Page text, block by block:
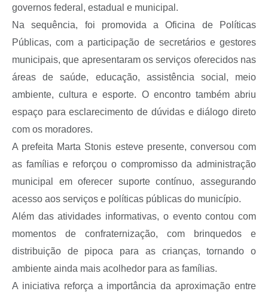
governos federal, estadual e municipal.
Na sequência, foi promovida a Oficina de Políticas
Públicas, com a participação de secretários e gestores
municipais, que apresentaram os serviços oferecidos nas
áreas de saúde, educação, assistência social, meio
ambiente, cultura e esporte. O encontro também abriu
espaço para esclarecimento de dúvidas e diálogo direto
com os moradores.
A prefeita Marta Stonis esteve presente, conversou com
as famílias e reforçou o compromisso da administração
municipal em oferecer suporte contínuo, assegurando
acesso aos serviços e políticas públicas do município.
Além das atividades informativas, o evento contou com
momentos de confraternização, com brinquedos e
distribuição de pipoca para as crianças, tornando o
ambiente ainda mais acolhedor para as famílias.
A iniciativa reforça a importância da aproximação entre